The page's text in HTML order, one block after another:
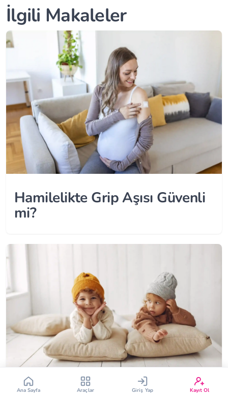
İlgili Makaleler
Hamilelikte Grip Aşısı Güvenli
mi?
Bebek Burcu Bebek Aşı Takvimi
Vücut Kitle Endeksi Gebelik Hesaplama
Yumurtlama Hesaplama Gebe Sözlüğü
Ana Sayfa Araçlar Giriş Yap Kayıt Ol